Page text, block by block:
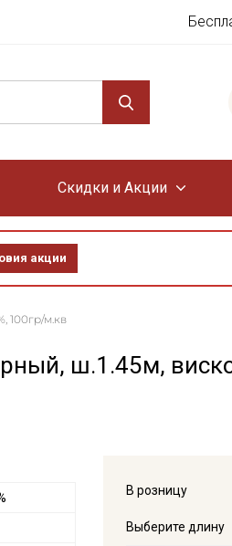
Скидки и Акции
акции
100гр/м.кв
ш.1.45м,
В розницу
Выберите длину